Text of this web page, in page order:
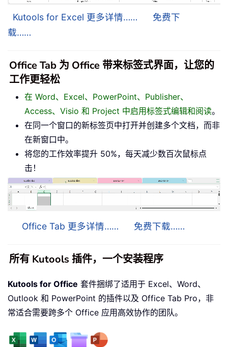
Kutools for Excel 更多详情……
免费下
载……
Office Tab 为 Office 带来标签式界面，让您的
工作更轻松
在 Word、Excel、PowerPoint、Publisher、
Access、Visio 和 Project 中启用标签式编辑和阅读。
在同一个窗口的新标签页中打开并创建多个文档，而非
在新窗口中。
将您的工作效率提升 50%，每天减少数百次鼠标点
击！
Office Tab 更多详情…… 免费下载……
所有 Kutools 插件，一个安装程序
Kutools for Office 套件捆绑了适用于 Excel、Word、
Outlook 和 PowerPoint 的插件以及 Office Tab Pro，非
常适合需要跨多个 Office 应用高效协作的团队。